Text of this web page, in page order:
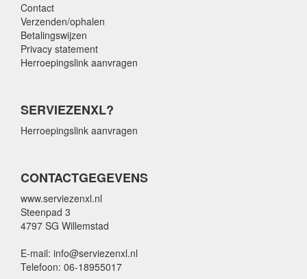
Contact
Verzenden/ophalen
Betalingswijzen
Privacy statement
Herroepingslink aanvragen
SERVIEZENXL?
Herroepingslink aanvragen
CONTACTGEGEVENS
www.serviezenxl.nl
Steenpad 3
4797 SG Willemstad
E-mail: info@serviezenxl.nl
Telefoon: 06-18955017